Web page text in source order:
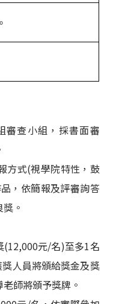
查小組，採書面審
方式(視學院特性，鼓
，依簡報及評審詢答
。
元/名)至多1名
人員將頒給獎金及獎
師將頒予獎牌。